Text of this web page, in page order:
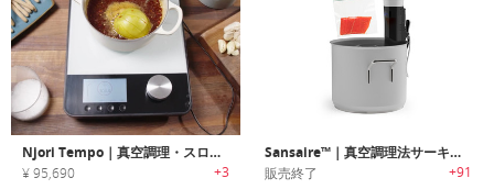
Njori Tempo｜真空調理・スロークッキングも可能なスマート調理システム「テンポ」
¥ 95,690 +3
Sansaire™｜真空調理法サーキュレーター
販売終了 +91